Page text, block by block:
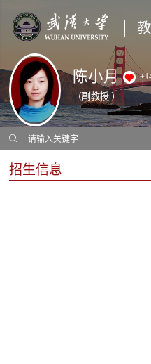
陈小月 +
（副教授 ）
招生信息